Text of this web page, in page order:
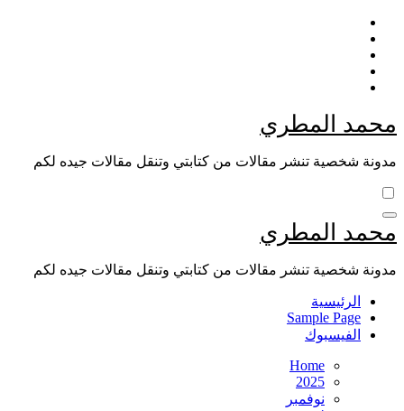
Skip
content
محمد المطري
مدونة شخصية تنشر مقالات من كتابتي وتنقل مقالات جيده لكم
محمد المطري
مدونة شخصية تنشر مقالات من كتابتي وتنقل مقالات جيده لكم
الرئيسية
Sample Page
الفيسبوك
Home
2025
نوفمبر